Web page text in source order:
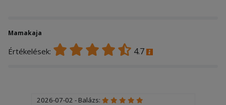
Mamakaja
Értékelések: 4.7
2026-07-02 - Balázs: